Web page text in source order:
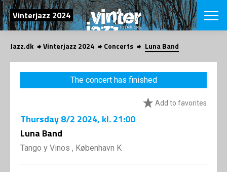
SEARCH
Vinterjazz 2024
Danish
CHOOSE
COPENHAGEN
Concerts
Contributors
Jazz.dk Vinterjazz 2024 Concerts Luna Band
The concert has finished
Add to favorites
Thursday8/2 2024, kl. 21:00
Luna Band
Tango y Vinos , København K